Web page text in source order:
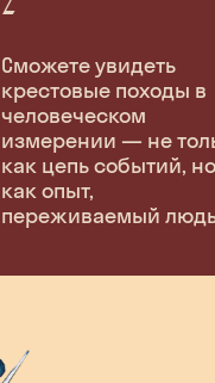
Сможете увидеть
крестовые походы в
человеческом
измерении — не
как цепь событий,
как опыт,
переживаемый